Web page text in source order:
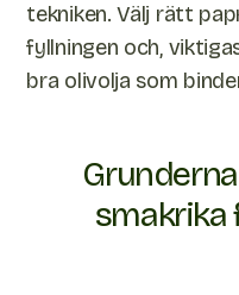
tekniken. Välj rätt
fyllningen och,
bra olivolja som
smakrika